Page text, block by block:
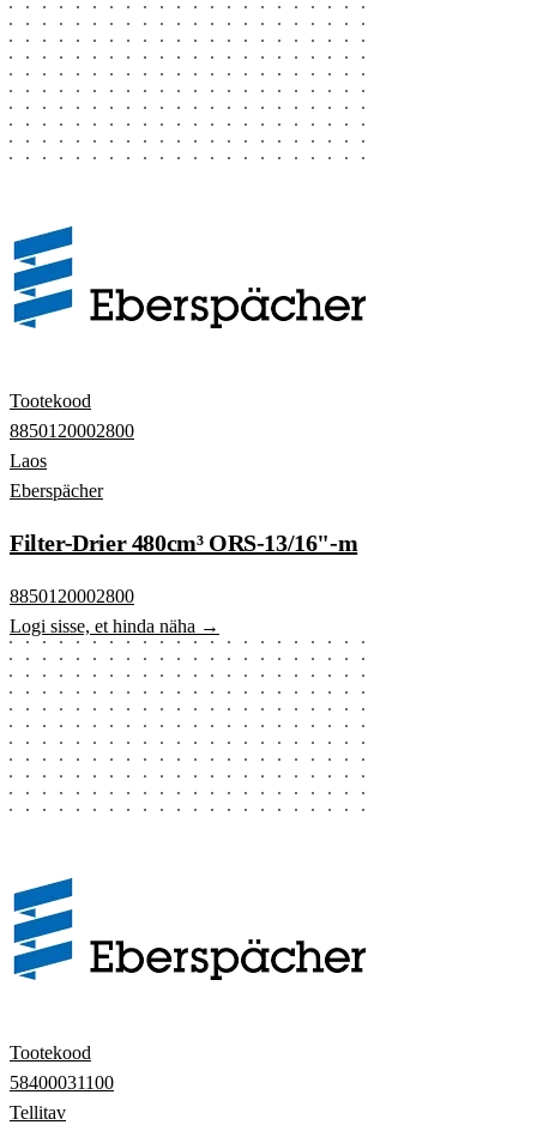
Tootekood
8850120002800
Laos
Eberspächer
Filter-Drier 480cm³ ORS-13/16"-m
8850120002800
Logi sisse, et hinda näha →
Tootekood
58400031100
Tellitav